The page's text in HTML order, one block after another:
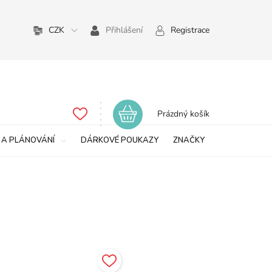
CZK Přihlášení Registrace
Nákupní
Prázdný košík
PLÁNOVÁNÍ DÁRKOVÉ POUKAZY ZNAČKY